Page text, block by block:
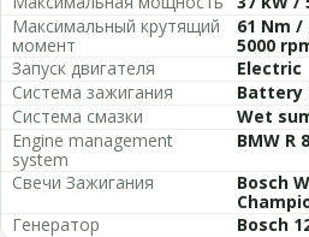
Максимальный крутящий
момент
61 Nm
5000
Запуск двигателя
Electric
Система зажигания
Battery
Система смазки
Wet
Engine management
system
BMW R
Свечи Зажигания
Bosch
Генератор
Bosch